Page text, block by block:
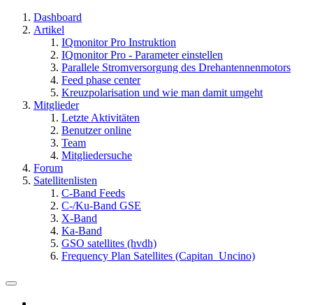
Dashboard
Artikel
IQmonitor Pro Instruktion
IQmonitor Pro - Parameter einstellen
Parallele Stromversorgung des Drehantennenmotors
Feed phase center
Kreuzpolarisation und wie man damit umgeht
Mitglieder
Letzte Aktivitäten
Benutzer online
Team
Mitgliedersuche
Forum
Satellitenlisten
C-Band Feeds
C-/Ku-Band GSE
X-Band
Ka-Band
GSO satellites (hvdh)
Frequency Plan Satellites (Capitan_Uncino)